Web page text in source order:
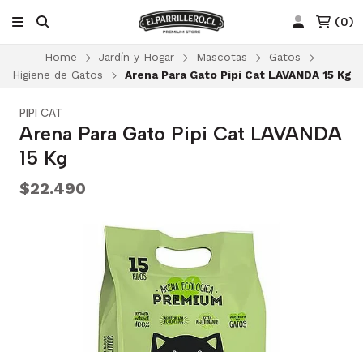
(0)
Home Jardín y Hogar Mascotas
Gatos
Higiene de Gatos
Arena Para Gato Pipi Cat LAVANDA 15 Kg
PIPI CAT
Arena Para Gato Pipi Cat LAVANDA
15 Kg
$22.490